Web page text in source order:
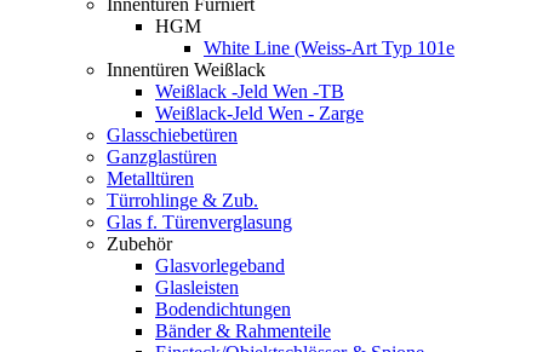
Innentüren Furniert
HGM
White Line (Weiss-Art Typ 101e
Innentüren Weißlack
Weißlack -Jeld Wen -TB
Weißlack-Jeld Wen - Zarge
Glasschiebetüren
Ganzglastüren
Metalltüren
Türrohlinge & Zub.
Glas f. Türenverglasung
Zubehör
Glasvorlegeband
Glasleisten
Bodendichtungen
Bänder & Rahmenteile